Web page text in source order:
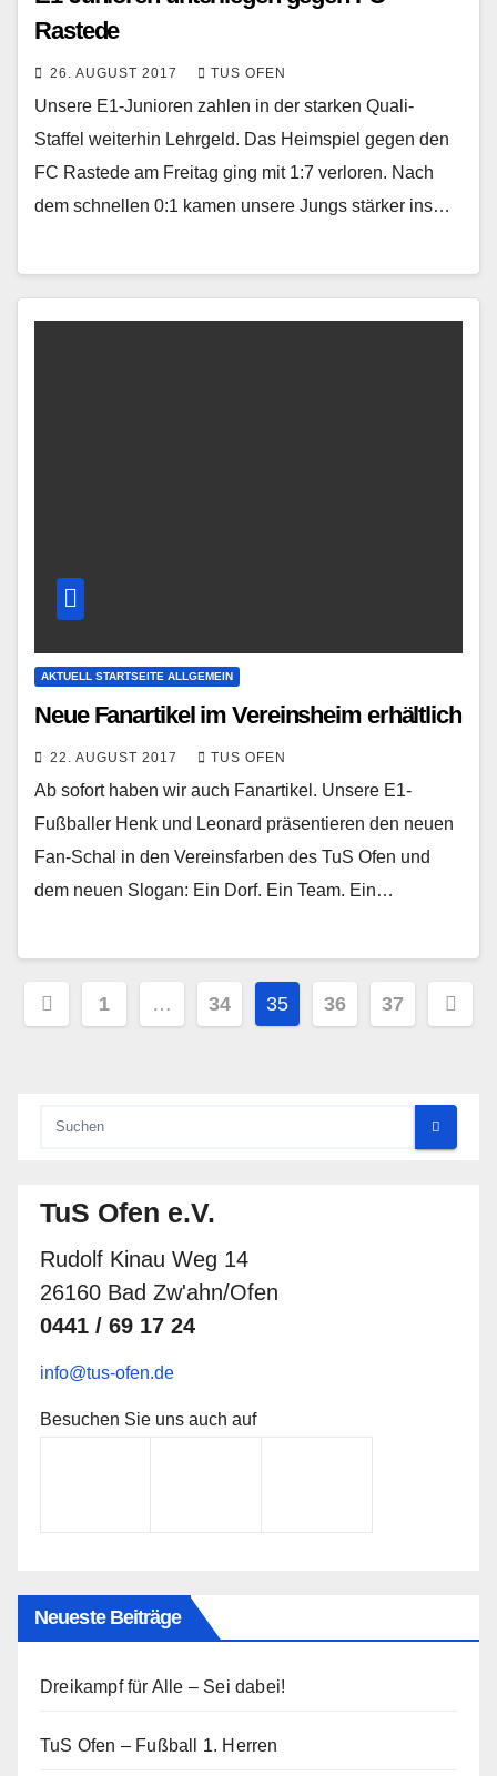
Rastede
26. AUGUST 2017 TUS OFEN
Unsere E1-Junioren zahlen in der starken Quali-
Staffel weiterhin Lehrgeld. Das Heimspiel gegen den
FC Rastede am Freitag ging mit 1:7 verloren. Nach
dem schnellen 0:1 kamen unsere Jungs stärker ins…
AKTUELL STARTSEITE ALLGEMEIN
Neue Fanartikel im Vereinsheim erhältlich
22. AUGUST 2017 TUS OFEN
Ab sofort haben wir auch Fanartikel. Unsere E1-
Fußballer Henk und Leonard präsentieren den neuen
Fan-Schal in den Vereinsfarben des TuS Ofen und
dem neuen Slogan: Ein Dorf. Ein Team. Ein…
Seitennummerierung
1 … 34 35 36 37
TuS Ofen e.V.
Rudolf Kinau Weg 14
26160 Bad Zw'ahn/Ofen
0441 / 69 17 24
info@tus-ofen.de
Besuchen Sie uns auch auf
Neueste Beiträge
Dreikampf für Alle – Sei dabei!
TuS Ofen – Fußball 1. Herren